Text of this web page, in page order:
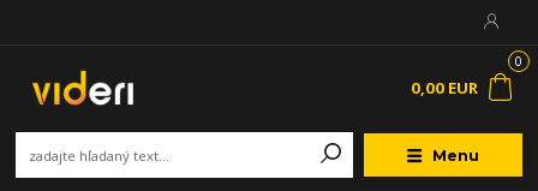
Menu
0
0,00 EUR